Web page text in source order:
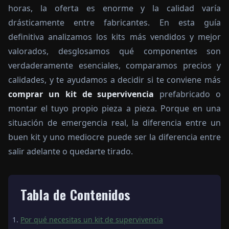
horas, la oferta es enorme y la calidad varía
drásticamente entre fabricantes. En esta guía
definitiva analizamos los kits más vendidos y mejor
valorados, desglosamos qué componentes son
verdaderamente esenciales, comparamos precios y
calidades, y te ayudamos a decidir si te conviene más
comprar un kit de supervivencia prefabricado o
montar el tuyo propio pieza a pieza. Porque en una
situación de emergencia real, la diferencia entre un
buen kit y uno mediocre puede ser la diferencia entre
salir adelante o quedarte tirado.
Tabla de Contenidos
Por qué necesitas un kit de supervivencia